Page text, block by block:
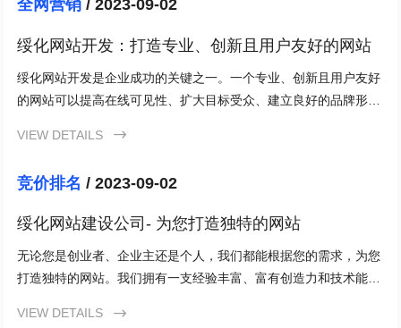
全网营销 / 2023-09-02
绥化网站开发：打造专业、创新且用户友好的网站
绥化网站开发是企业成功的关键之一。一个专业、创新且用户友好
的网站可以提高在线可见性、扩大目标受众、建立良好的品牌形象
于导航、有效的内容管理系统和SEO优化等关键要素，可以打造出
成本和时间取决于项目的复杂性，最好咨询专业的网站开发公司以
VIEW DETAILS 
竞价排名 / 2023-09-02
绥化网站建设公司- 为您打造独特的网站
无论您是创业者、企业主还是个人，我们都能根据您的需求，为您
打造独特的网站。我们拥有一支经验丰富、富有创造力和技术能力
VIEW DETAILS
